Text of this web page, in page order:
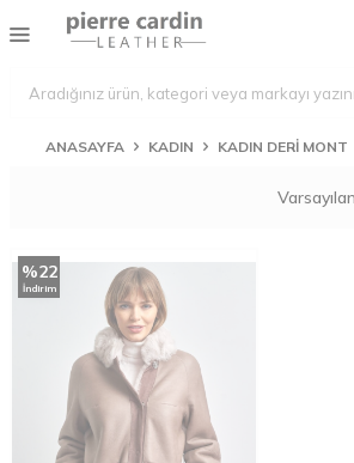
ANASAYFA KADIN KADIN DERI MONT
%22
İndirim